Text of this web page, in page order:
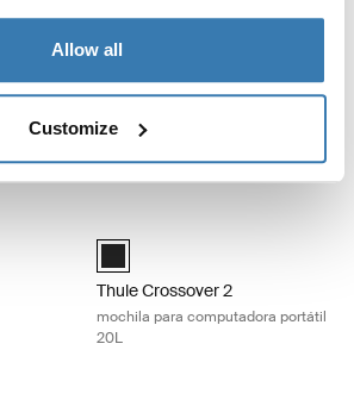
Allow all
Customize
70L Pond grayThule EnRoute mochila 21 litros
Thule EnRoute
23L Negro (selected)Thule Crossover 2 backpack 20L
Thule Crossover 2
mochila para computadora portátil
20L